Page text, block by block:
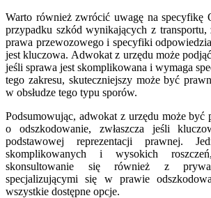
Warto również zwrócić uwagę na specyfikę
przypadku szkód wynikających z transportu,
prawa przewozowego i specyfiki
jest kluczowa. Adwokat z urzędu może
jeśli sprawa jest skomplikowana i wymaga
tego zakresu, skuteczniejszy może być
w obsłudze tego typu sporów.
Podsumowując, adwokat z urzędu może być
o odszkodowanie, zwłaszcza jeśli
podstawowej reprezentacji prawnej.
skomplikowanych i wysokich
skonsultowanie się również z
specjalizującymi się w prawie
wszystkie dostępne opcje.